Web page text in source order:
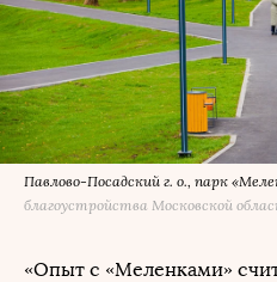
Павлово-Посадский г. о., парк
благоустройства Московской
«Опыт с «Меленками»